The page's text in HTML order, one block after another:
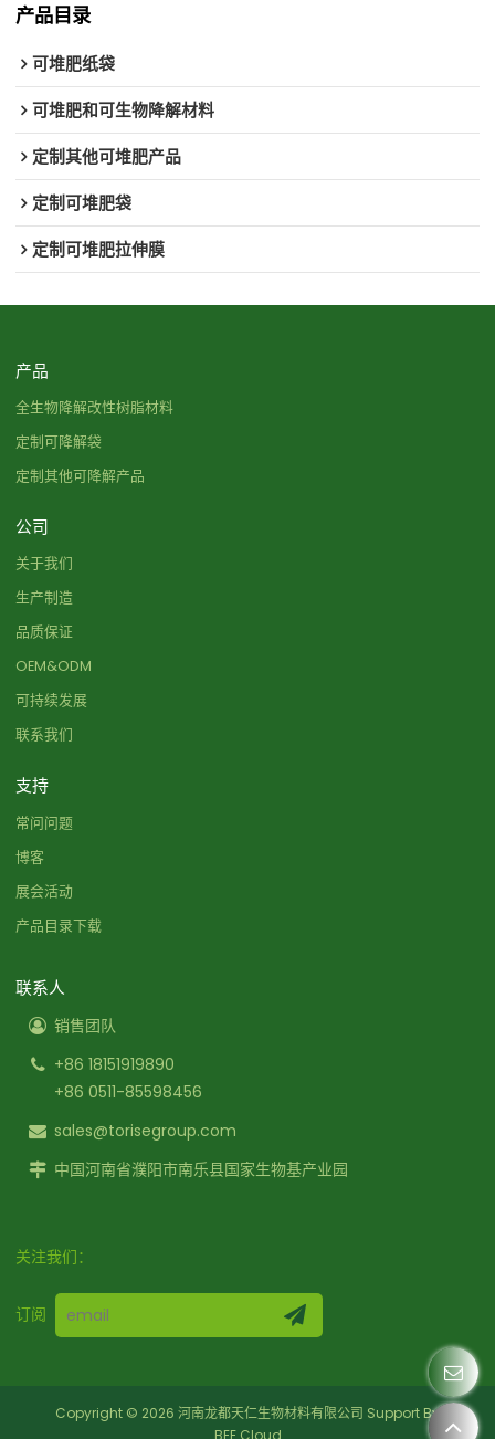
产品目录
可堆肥纸袋
可堆肥和可生物降解材料
定制其他可堆肥产品
定制可堆肥袋
定制可堆肥拉伸膜
产品
全生物降解改性树脂材料
定制可降解袋
定制其他可降解产品
公司
关于我们
生产制造
品质保证
OEM&ODM
可持续发展
联系我们
支持
常问问题
博客
展会活动
产品目录下载
联系人
销售团队
+86 18151919890
+86 0511-85598456
sales@torisegroup.com
中国河南省濮阳市南乐县国家生物基产业园
关注我们：
订阅
Copyright © 2026 河南龙都天仁生物材料有限公司 Support By